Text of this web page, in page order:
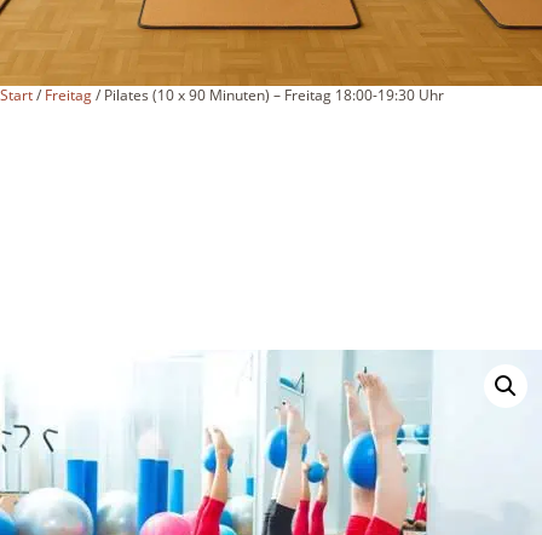
Start/ Freitag/ Pilates (10 x 90 Minuten) – Freitag 18:00-19:30 Uhr